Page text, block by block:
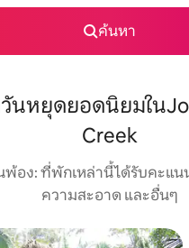
ค้นหา
นหยุดยอดนิยมใน
Creek
พ้อง: ที่พักเหล่านี้ได้รับคะแน
ความสะอาด และอื่นๆ